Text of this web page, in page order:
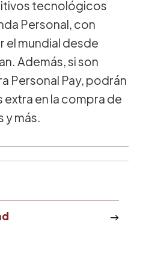
tecnológicos
Personal, con
el mundial desde
Además, si son
Personal Pay, podrán
en la compra de
y más.